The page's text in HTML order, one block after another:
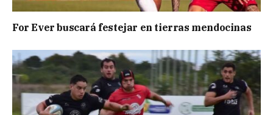
For Ever buscará festejar en tierras mendocinas